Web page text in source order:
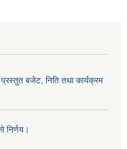
बजेट, निति तथा कार्यक्रम
निर्णय।